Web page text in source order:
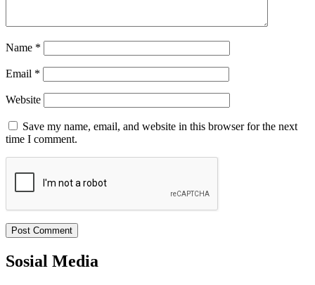
Name *
Email *
Website
Save my name, email, and website in this browser for the next
time I comment.
Sosial Media